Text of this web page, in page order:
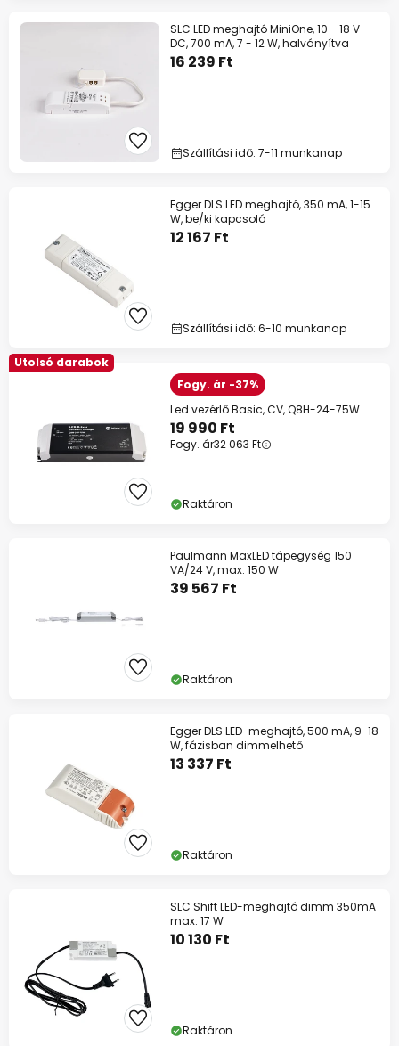
SLC LED meghajtó MiniOne, 10 - 18 V
DC, 700 mA, 7 - 12 W, halványítva
16 239 Ft
Szállítási idő: 7-11 munkanap
Egger DLS LED meghajtó, 350 mA, 1-15
W, be/ki kapcsoló
12 167 Ft
Szállítási idő: 6-10 munkanap
Utolsó darabok
Fogy. ár -37%
Led vezérlő Basic, CV, Q8H-24-75W
19 990 Ft
Fogy. ár32 063 Ft
Raktáron
Paulmann MaxLED tápegység 150
VA/24 V, max. 150 W
39 567 Ft
Raktáron
Egger DLS LED-meghajtó, 500 mA, 9-18
W, fázisban dimmelhető
13 337 Ft
Raktáron
SLC Shift LED-meghajtó dimm 350mA
max. 17 W
10 130 Ft
Raktáron